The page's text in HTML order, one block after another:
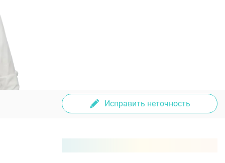
Исправить неточность